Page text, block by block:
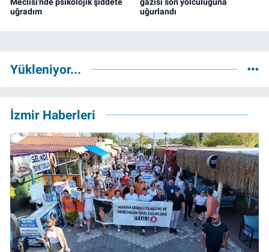
uğradım
uğurlandı
Yükleniyor...
İzmir Haberleri